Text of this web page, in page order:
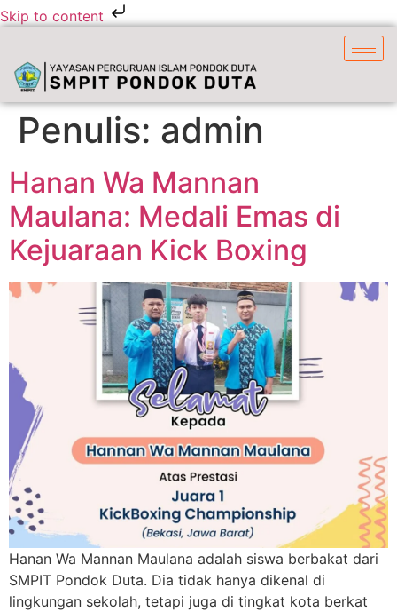
Skip to content
Penulis: admin
Hanan Wa Mannan
Maulana: Medali Emas di
Kejuaraan Kick Boxing
Hanan Wa Mannan Maulana adalah siswa berbakat dari
SMPIT Pondok Duta. Dia tidak hanya dikenal di
lingkungan sekolah, tetapi juga di tingkat kota berkat